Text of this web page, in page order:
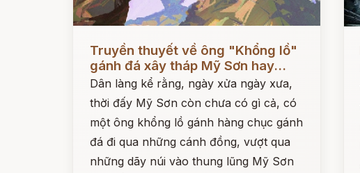
Đọc ngay
Truyền thuyết về ông "Khổng lồ"
gánh đá xây tháp Mỹ Sơn hay...
Dân làng kể rằng, ngày xửa ngày xưa,
thời đấy Mỹ Sơn còn chưa có gì cả, có
một ông khổng lồ gánh hàng chục gánh
đá đi qua những cánh đồng, vượt qua
những dãy núi vào thung lũng Mỹ Sơn